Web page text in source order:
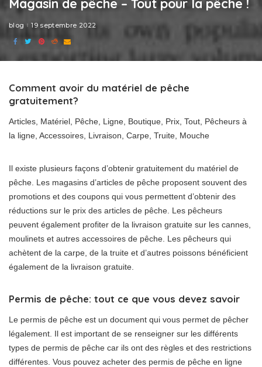
Magasin de pêche – Tout pour la pêche !
blog 19 septembre 2022
Comment avoir du matériel de pêche
gratuitement?
Articles, Matériel, Pêche, Ligne, Boutique, Prix, Tout, Pêcheurs à
la ligne, Accessoires, Livraison, Carpe, Truite, Mouche
Il existe plusieurs façons d’obtenir gratuitement du matériel de
pêche. Les magasins d’articles de pêche proposent souvent des
promotions et des coupons qui vous permettent d’obtenir des
réductions sur le prix des articles de pêche. Les pêcheurs
peuvent également profiter de la livraison gratuite sur les cannes,
moulinets et autres accessoires de pêche. Les pêcheurs qui
achètent de la carpe, de la truite et d’autres poissons bénéficient
également de la livraison gratuite.
Permis de pêche: tout ce que vous devez savoir
Le permis de pêche est un document qui vous permet de pêcher
légalement. Il est important de se renseigner sur les différents
types de permis de pêche car ils ont des règles et des restrictions
différentes. Vous pouvez acheter des permis de pêche en ligne